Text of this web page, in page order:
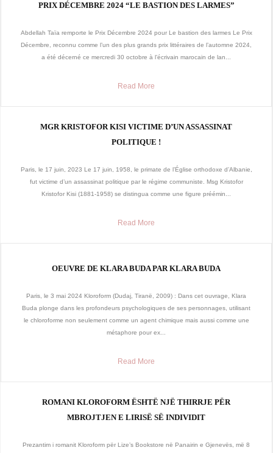
PRIX DÉCEMBRE 2024 “LE BASTION DES LARMES”
Abdellah Taïa remporte le Prix Décembre 2024 pour Le bastion des larmes Le Prix
Décembre, reconnu comme l’un des plus grands prix littéraires de l’automne 2024,
a été décerné ce mercredi 30 octobre à l’écrivain marocain de lan...
Read More
MGR KRISTOFOR KISI VICTIME D’UN ASSASSINAT
POLITIQUE !
Paris, le 17 juin, 2023 Le 17 juin, 1958, le primate de l’Église orthodoxe d’Albanie,
fut victime d’un assassinat politique par le régime communiste. Msg Kristofor
Kristofor Kisi (1881-1958) se distingua comme une figure préémin...
Read More
OEUVRE DE KLARA BUDA PAR KLARA BUDA
Paris, le 3 mai 2024 Kloroform (Dudaj, Tiranë, 2009) : Dans cet ouvrage, Klara
Buda plonge dans les profondeurs psychologiques de ses personnages, utilisant
le chloroforme non seulement comme un agent chimique mais aussi comme une
métaphore pour ex...
Read More
ROMANI KLOROFORM ËSHTË NJË THIRRJE PËR
MBROJTJEN E LIRISË SË INDIVIDIT
Prezantim i romanit Kloroform për Lize’s Bookstore në Panairin e Gjenevës, më 8